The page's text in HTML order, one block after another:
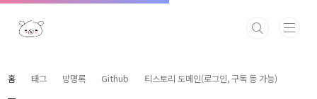
본문 바로가기
홈 태그 방명록 Github 티스토리 도메인(로그인, 구독 등 가능)